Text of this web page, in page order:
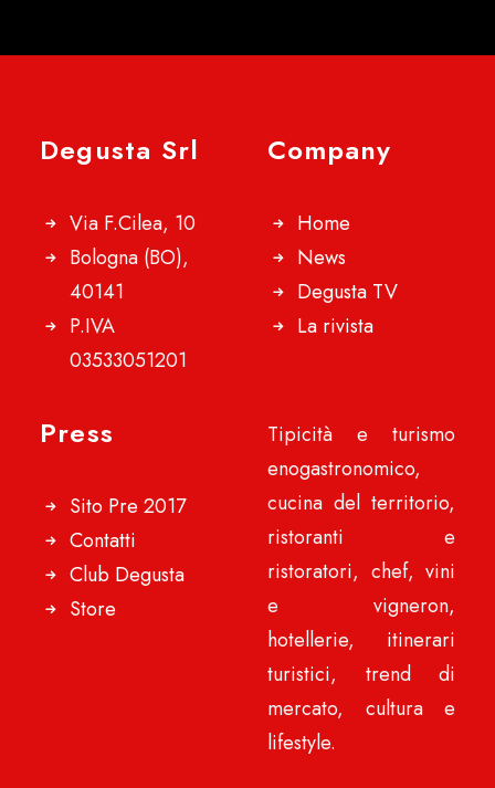
Degusta Srl
Via F.Cilea, 10
Bologna (BO),
40141
P.IVA
03533051201
Company
Home
News
Degusta TV
La rivista
Press
Sito Pre 2017
Contatti
Club Degusta
Store
Tipicità e turismo
enogastronomico,
cucina del territorio,
ristoranti e
ristoratori, chef, vini
e vigneron,
hotellerie, itinerari
turistici, trend di
mercato, cultura e
lifestyle.